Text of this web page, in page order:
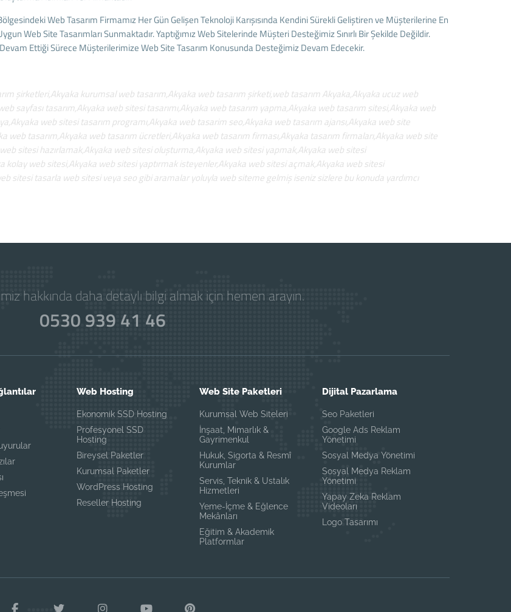
Web Tasarım Firmamız Her Gün Gelişen Teknoloji Karışısında Kendini Sürekli Geliştiren ve Müşterilerine En
Web Site Tasarımları Sunmaktadır. Yaptığımız Web Sitelerinde Müşteri Desteğimiz Sınırlı Bir Şekilde Değildir.
Ettiği Sürece Müşterilerimize Web Site Tasarım Konusunda Desteğimiz Devam Edecekir.
şirketleri,Akyaka kurumsal web tasarım,Akyaka web tasarım şirketi,web tasarım Akyaka,Akyaka ucuz web
sayfası tasarım,Akyaka web sitesi tasarımı,Akyaka web tasarım yapma,Akyaka web tasarım sitesi,Akyaka web
web sitesi tasarım programı,Akyaka web tasarim seo,Akyaka web tasarım ajansı,Akyaka web site
web tasarım,Akyaka web tasarım ücretleri,Akyaka web tasarım firması,Akyaka tasarım firmaları,Akyaka web site
web sitesi hazırlamak,Akyaka web sitesi oluşturma,Akyaka web sitesi yapmak,Akyaka web sitesi
kolay web sitesi,Akyaka web sitesi yaptırmak isteyenler,Akyaka web sitesi açmak,Akyaka web sitesi
sitesi tasarla web sitesi veya seo gibi aramalar yoluyla web siteme gelmiş iseniz sizlere bu konuda yardımcı
hakkında daha detaylı bilgi almak için hemen arayın.
0530 939 41 46
Web Hosting
Ekonomik SSD Hosting
Profesyonel SSD
Hosting
Bireysel Paketler
Kurumsal Paketler
WordPress Hosting
Reseller Hosting
Web Site Paketleri
Kurumsal Web Siteleri
İnşaat, Mimarlık &
Gayrimenkul
Hukuk, Sigorta & Resmî
Kurumlar
Servis, Teknik & Ustalık
Hizmetleri
Yeme-İçme & Eğlence
Mekânları
Eğitim & Akademik
Platformlar
Dijital Pazarlama
Seo Paketleri
Google Ads Reklam
Yönetimi
Sosyal Medya Yönetimi
Sosyal Medya Reklam
Yönetimi
Yapay Zeka Reklam
Videoları
Logo Tasarımı